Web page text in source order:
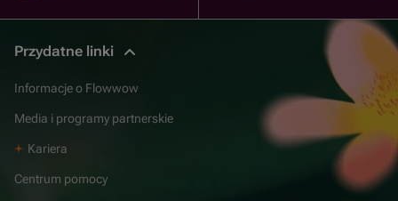
Przydatne linki
Informacje o Flowwow
Media i programy partnerskie
Kariera
Centrum pomocy